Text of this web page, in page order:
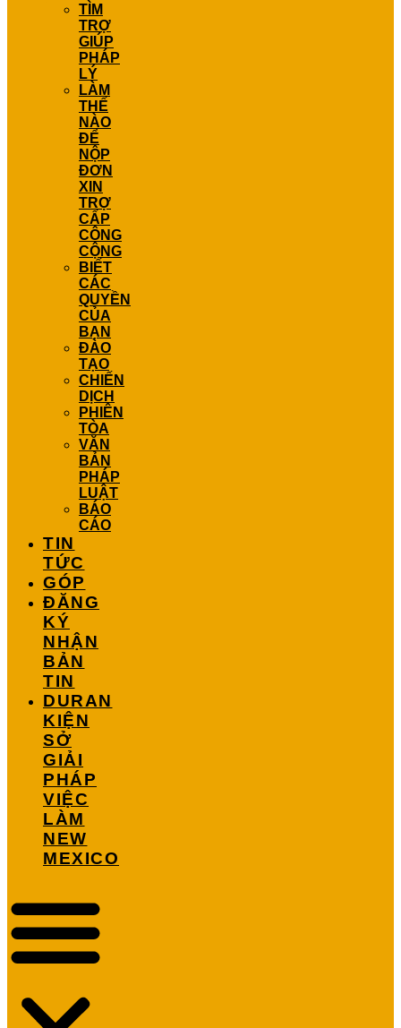
TÌM
TRỢ
GIÚP
PHÁP
LÝ
LÀM
THẾ
NÀO
ĐỂ
NỘP
ĐƠN
XIN
TRỢ
CẤP
CÔNG
CỘNG
BIẾT
CÁC
QUYỀN
CỦA
BẠN
ĐÀO
TẠO
CHIẾN
DỊCH
PHIÊN
TÒA
VĂN
BẢN
PHÁP
LUẬT
BÁO
CÁO
TIN
TỨC
GÓP
ĐĂNG
KÝ
NHẬN
BẢN
TIN
DURAN
KIỆN
SỞ
GIẢI
PHÁP
VIỆC
LÀM
NEW
MEXICO